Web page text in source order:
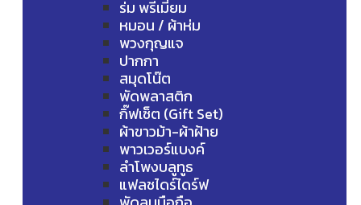
ร่ม พรีเมี่ยม
หมอน / ผ้าห่ม
พวงกุญแจ
ปากกา
สมุดโน๊ต
พัดพลาสติก
กิ๊ฟเซ็ต (Gift Set)
ผ้าขาวม้า-ผ้าฝ้าย
พาวเวอร์แบงค์
ลำโพงบลูทูธ
แฟลชไดร์ไดร์ฟ